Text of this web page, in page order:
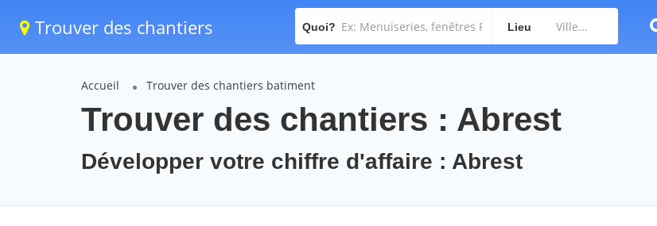
Trouver des chantiers Quoi? Lieu
Accueil Trouver des chantiers batiment
Trouver des chantiers : Abrest
Développer votre chiffre d'affaire : Abrest